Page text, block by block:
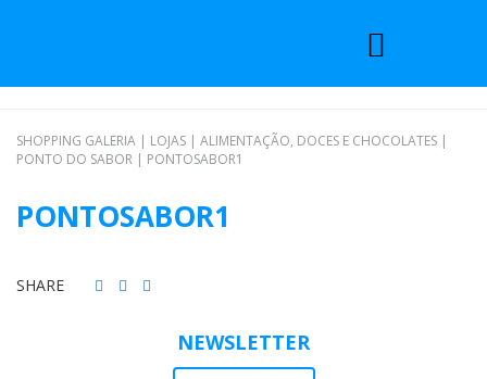
SHOPPING GALERIA | LOJAS | ALIMENTAÇÃO, DOCES E CHOCOLATES |
PONTO DO SABOR | PONTOSABOR1
PONTOSABOR1
SHARE
NEWSLETTER